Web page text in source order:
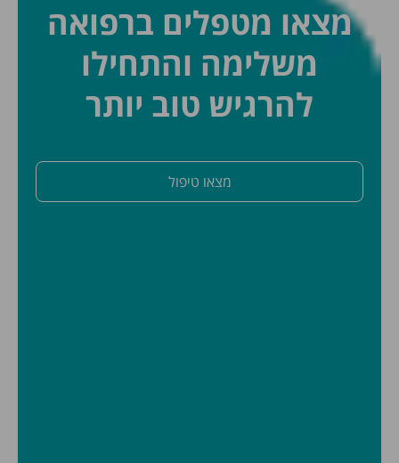
מצאו מטפלים ברפואה
משלימה והתחילו
להרגיש טוב יותר
מצאו טיפול